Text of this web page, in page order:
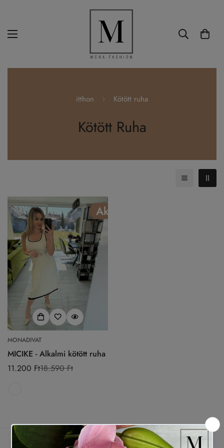
itthon Kötött ruha
Kötött Ruha
Akciós
MONADIVAT
MICIKE - Alkalmi kötött ruha
Eladási
11.200 Ft
Normál
18.590 Ft